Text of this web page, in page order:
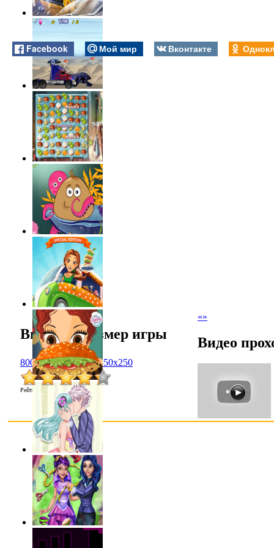
Facebook Мой мир Вконтакте
«»
Выбрать размер игры
800x600 1024x768 450x250
Рейтинг
Видео